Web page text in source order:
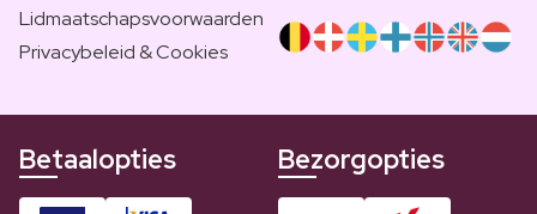
Lidmaatschapsvoorwaarden
Privacybeleid & Cookies
Betaalopties Bezorgopties